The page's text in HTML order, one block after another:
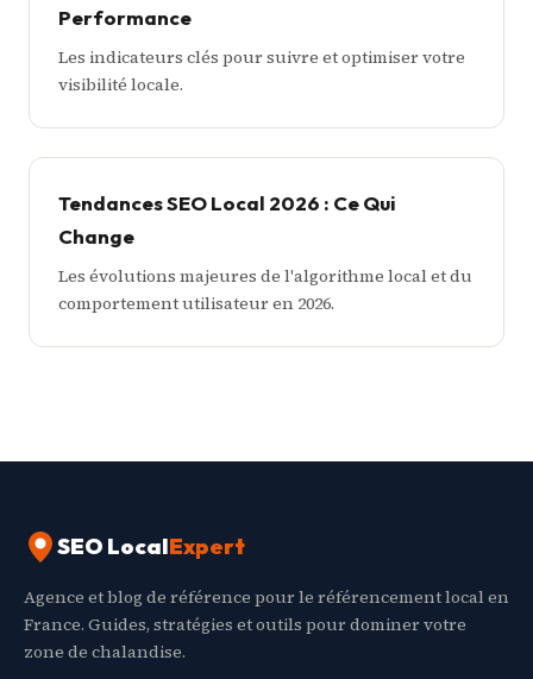
Performance
Les indicateurs clés pour suivre et optimiser votre
visibilité locale.
Tendances SEO Local 2026 : Ce Qui
Change
Les évolutions majeures de l'algorithme local et du
comportement utilisateur en 2026.
SEO LocalExpert
Agence et blog de référence pour le référencement local en
France. Guides, stratégies et outils pour dominer votre
zone de chalandise.